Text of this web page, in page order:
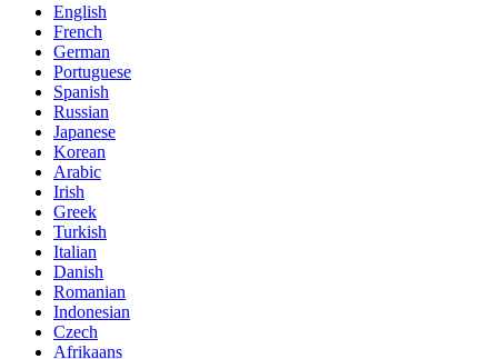
English
French
German
Portuguese
Spanish
Russian
Japanese
Korean
Arabic
Irish
Greek
Turkish
Italian
Danish
Romanian
Indonesian
Czech
Afrikaans